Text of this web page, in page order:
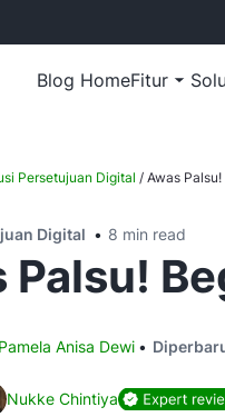
Blog HomeFitur
Persetujuan Digital / Awas
Digital 8 min read
Palsu!
Pamela Anisa Dewi
Nukke Chintiya